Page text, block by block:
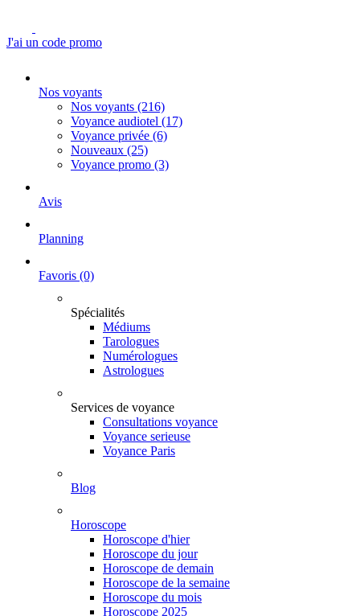
J'ai un code promo
Nos voyants
Nos voyants (216)
Voyance audiotel (17)
Voyance privée (6)
Nouveaux (25)
Voyance promo (3)
Avis
Planning
Favoris (0)
Spécialités
Médiums
Tarologues
Numérologues
Astrologues
Services de voyance
Consultations voyance
Voyance serieuse
Voyance Paris
Blog
Horoscope
Horoscope d'hier
Horoscope du jour
Horoscope de demain
Horoscope de la semaine
Horoscope du mois
Horoscope 2025